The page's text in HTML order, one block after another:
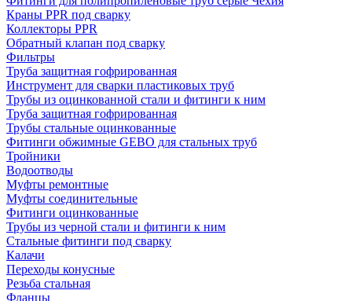
Краны PPR под сварку
Коллекторы PPR
Обратный клапан под сварку
Фильтры
Труба защитная гофрированная
Инструмент для сварки пластиковых труб
Трубы из оцинкованной стали и фитинги к ним
Труба защитная гофрированная
Трубы стальные оцинкованные
Фитинги обжимные GEBO для стальных труб
Тройники
Водоотводы
Муфты ремонтные
Муфты соединительные
Фитинги оцинкованные
Трубы из черной стали и фитинги к ним
Стальные фитинги под сварку
Калачи
Переходы конусные
Резьба стальная
Фланцы